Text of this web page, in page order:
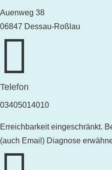
Auenweg 38
06847 Dessau-Roßlau

Telefon
03405014010
Erreichbarkeit eingeschränkt.
(auch Email) Diagnose